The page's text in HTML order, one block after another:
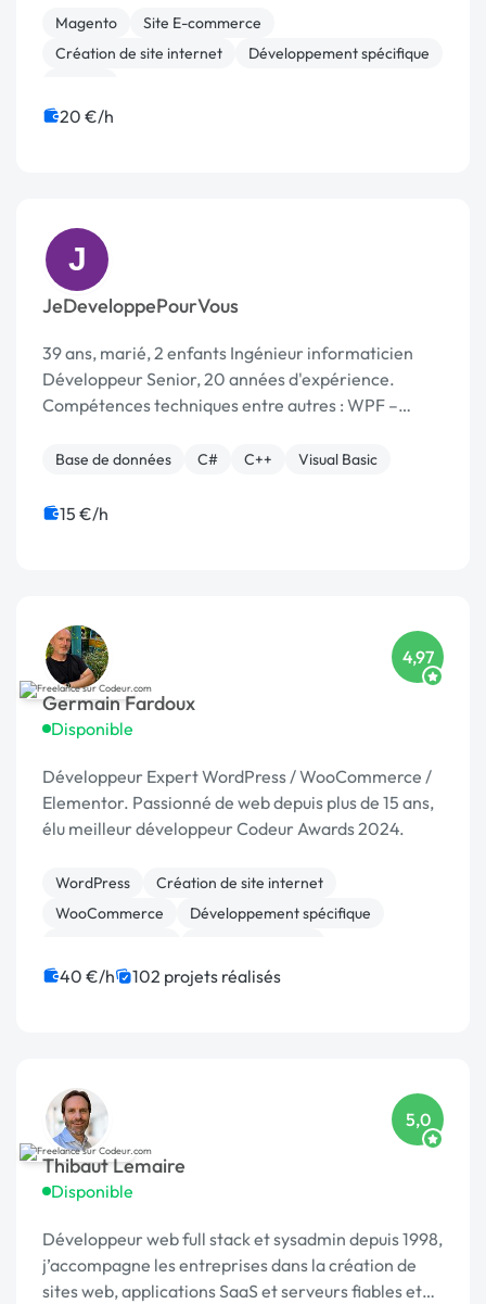
Magento
Site E-commerce
Création de site internet
Développement spécifique
20 €/h
J
JeDeveloppePourVous
39 ans, marié, 2 enfants Ingénieur informaticien
Développeur Senior, 20 années d'expérience.
Compétences techniques entre autres : WPF –
VBA SQL SERVER Bureautique MS Office
Base de données C# C++ Visual Basic
15 €/h
Germain Fardoux
Disponible
4,97
Développeur Expert WordPress / WooCommerce /
Elementor. Passionné de web depuis plus de 15 ans,
élu meilleur développeur Codeur Awards 2024.
WordPress
Création de site internet
WooCommerce
Développement spécifique
CSS, HTML, XML
Maintenance
40 €/h 102 projets réalisés
Thibaut Lemaire
Disponible
5,0
Développeur web full stack et sysadmin depuis 1998,
j’accompagne les entreprises dans la création de
sites web, applications SaaS et serveurs fiables et